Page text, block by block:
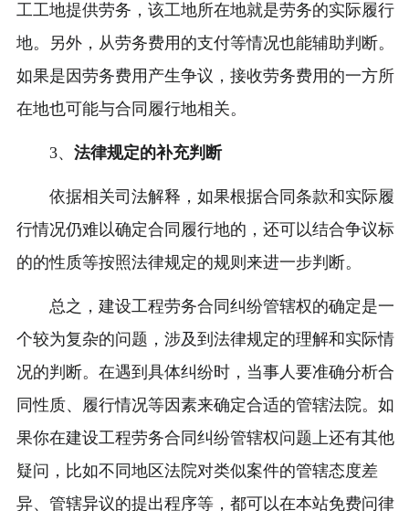
工工地提供劳务，该工地所在地就是劳务的实际履行
地。另外，从劳务费用的支付等情况也能辅助判断。
如果是因劳务费用产生争议，接收劳务费用的一方所
在地也可能与合同履行地相关。
3、 法律规定的补充判断
依据相关司法解释，如果根据合同条款和实际履
行情况仍难以确定合同履行地的，还可以结合争议标
的的性质等按照法律规定的规则来进一步判断。
总之，建设工程劳务合同纠纷管辖权的确定是一
个较为复杂的问题，涉及到法律规定的理解和实际情
况的判断。在遇到具体纠纷时，当事人要准确分析合
同性质、履行情况等因素来确定合适的管辖法院。如
果你在建设工程劳务合同纠纷管辖权问题上还有其他
疑问，比如不同地区法院对类似案件的管辖态度差
异、管辖异议的提出程序等，都可以在本站免费问律